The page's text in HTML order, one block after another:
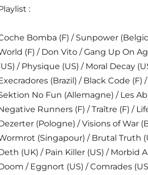
:
Bomba (F) / Sunpower
(F) / Don Vito / Gang Up On
/ Physique (US) / Moral Decay
(Brazil) / Black Code (F)
No Fun (Allemagne) / Les
Runners (F) / Traître (F) /
(Pologne) / Visions of War
(Singapour) / Brutal Truth
(UK) / Pain Killer (US) / Morbid
/ Eggnort (US) / Comrades